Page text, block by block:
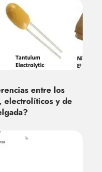
entre los
electrolíticos y de